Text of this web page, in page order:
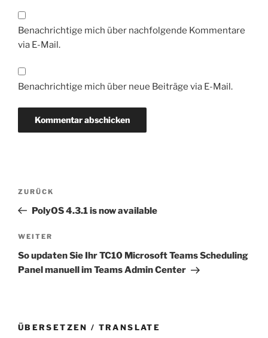
Benachrichtige mich über nachfolgende Kommentare
via E-Mail.
Benachrichtige mich über neue Beiträge via E-Mail.
Beitragsnavigation
Vorheriger
Beitrag
ZURÜCK
PolyOS 4.3.1 is now available
Nächster
Beitrag
WEITER
So updaten Sie Ihr TC10 Microsoft Teams Scheduling
Panel manuell im Teams Admin Center
ÜBERSETZEN / TRANSLATE